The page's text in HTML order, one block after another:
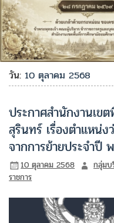
วัน:10 ตุลาคม 2568
ประกาศสำนักงานเข
สุรินทร์ เรื่องตำแหน่
จากการย้ายประจำปี
10 ตุลาคม 2568 กลุ่มบ
ราชการ